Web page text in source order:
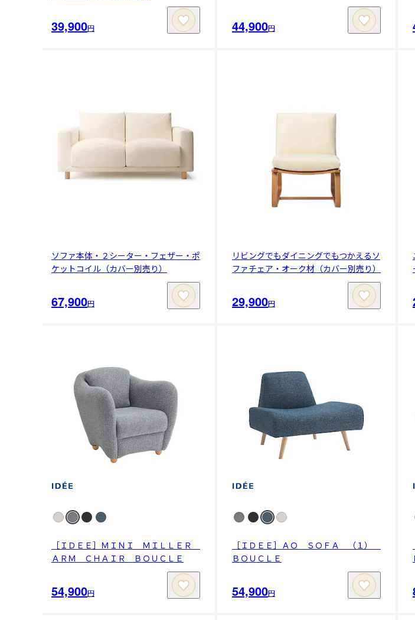
39,900円 44,900円
ソファ本体・２シーター・フェザー・ポ
ケットコイル（カバー別売り）
67,900円
リビングでもダイニングでもつかえるソ
ファチェア・オーク材（カバー別売り）
29,900円
［ＩＤＥＥ］ＭＩＮＩ ＭＩＬＬＥＲ
ＡＲＭ ＣＨＡＩＲ ＢＯＵＣＬＥ
54,900円
［ＩＤＥＥ］ＡＯ ＳＯＦＡ （１）
ＢＯＵＣＬＥ
54,900円